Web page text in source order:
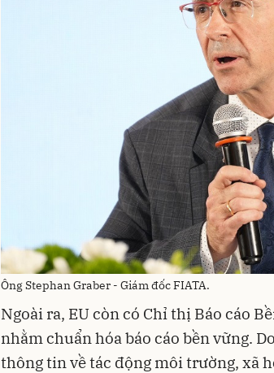
Ông Stephan Graber - Giám đốc FIATA.
Ngoài ra, EU còn có Chỉ thị Báo cáo
nhằm chuẩn hóa báo cáo bền vững.
thông tin về tác động môi trường, xã